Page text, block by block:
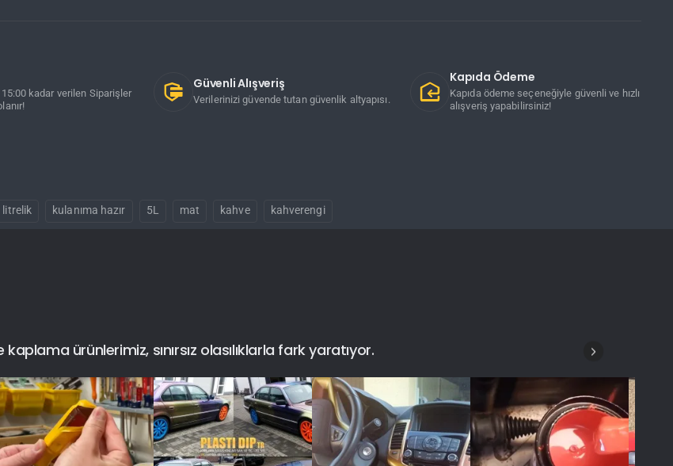
kadar verilen Siparişler
Güvenli Alışveriş
Verilerinizi güvende tutan güvenlik altyapısı.
Kapıda Ödeme
Kapıda ödeme seçeneğiyle güvenli ve hızlı
alışveriş yapabilirsiniz!
litrelik kulanıma hazır 5L mat kahve kahverengi
ürünlerimiz, sınırsız olasılıklarla fark yaratıyor.